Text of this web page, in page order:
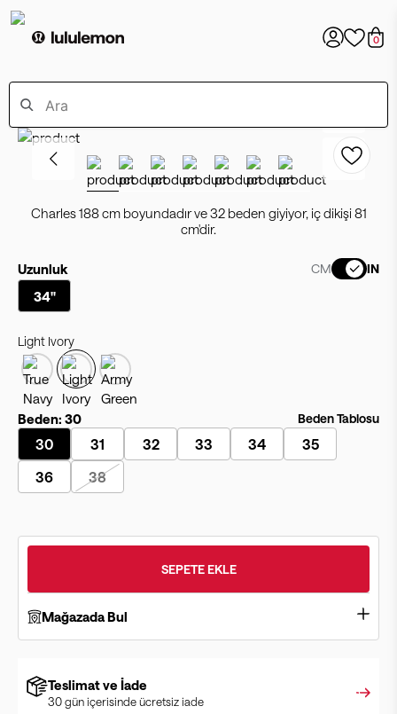
0
Charles 188 cm boyundadır ve 32 beden giyiyor, iç dikişi 81
cm'dir.
Uzunluk CM IN
34"
Light Ivory
Beden: 30 Beden Tablosu
30 31 32 33 34
35
36
38
SEPETE EKLE
Mağazada Bul
Teslimat ve İade
30 gün içerisinde ücretsiz iade